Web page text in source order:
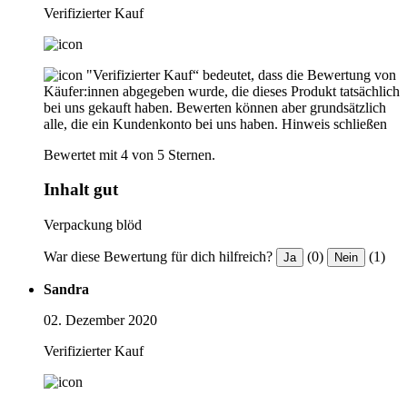
Verifizierter Kauf
"Verifizierter Kauf“ bedeutet, dass die Bewertung von
Käufer:innen abgegeben wurde, die dieses Produkt tatsächlich
bei uns gekauft haben. Bewerten können aber grundsätzlich
alle, die ein Kundenkonto bei uns haben. Hinweis schließen
Bewertet mit 4 von 5 Sternen.
Inhalt gut
Verpackung blöd
War diese Bewertung für dich hilfreich? Ja (0) Nein (1)
Sandra
02. Dezember 2020
Verifizierter Kauf